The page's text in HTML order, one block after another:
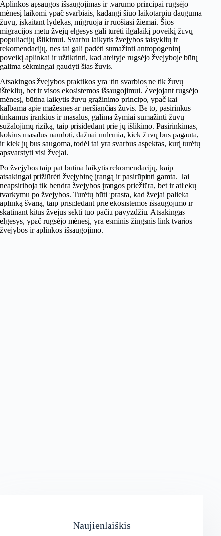
Aplinkos apsaugos išsaugojimas ir tvarumo principai rugsėjo
mėnesį laikomi ypač svarbiais, kadangi šiuo laikotarpiu dauguma
žuvų, įskaitant lydekas, migruoja ir ruošiasi žiemai. Šios
migracijos metu žvejų elgesys gali turėti ilgalaikį poveikį žuvų
populiacijų išlikimui. Svarbu laikytis žvejybos taisyklių ir
rekomendacijų, nes tai gali padėti sumažinti antropogeninį
poveikį aplinkai ir užtikrinti, kad ateityje rugsėjo žvejyboje būtų
galima sėkmingai gaudyti šias žuvis.
Atsakingos žvejybos praktikos yra itin svarbios ne tik žuvų
išteklių, bet ir visos ekosistemos išsaugojimui. Žvejojant rugsėjo
mėnesį, būtina laikytis žuvų grąžinimo principo, ypač kai
kalbama apie mažesnes ar neršiančias žuvis. Be to, pasirinkus
tinkamus įrankius ir masalus, galima žymiai sumažinti žuvų
sužalojimų riziką, taip prisidedant prie jų išlikimo. Pasirinkimas,
kokius masalus naudoti, dažnai nulemia, kiek žuvų bus pagauta,
ir kiek jų bus saugoma, todėl tai yra svarbus aspektas, kurį turėtų
apsvarstyti visi žvejai.
Po žvejybos taip pat būtina laikytis rekomendacijų, kaip
atsakingai prižiūrėti žvejybinę įrangą ir pasirūpinti gamta. Tai
neapsiriboja tik bendra žvejybos įrangos priežiūra, bet ir atliekų
tvarkymu po žvejybos. Turėtų būti įprasta, kad žvejai palieka
aplinką švarią, taip prisidedant prie ekosistemos išsaugojimo ir
skatinant kitus žvejus sekti tuo pačiu pavyzdžiu. Atsakingas
elgesys, ypač rugsėjo mėnesį, yra esminis žingsnis link tvarios
žvejybos ir aplinkos išsaugojimo.
Naujienlaiškis